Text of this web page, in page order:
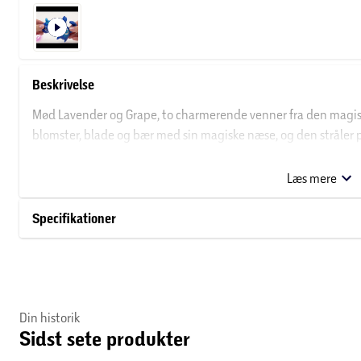
Beskrivelse
Mød Lavender og Grape, to charmerende venner fra den
blomster, blade og bær med sin magiske næse, og den
Figurerne er fuldt kompatible med alt BRIO Flora legetøj, og
hjælper dit barn med at udvikle sig gennem fantasifuld og
Læs mere
Specifikationer
Din historik
Sidst sete produkter